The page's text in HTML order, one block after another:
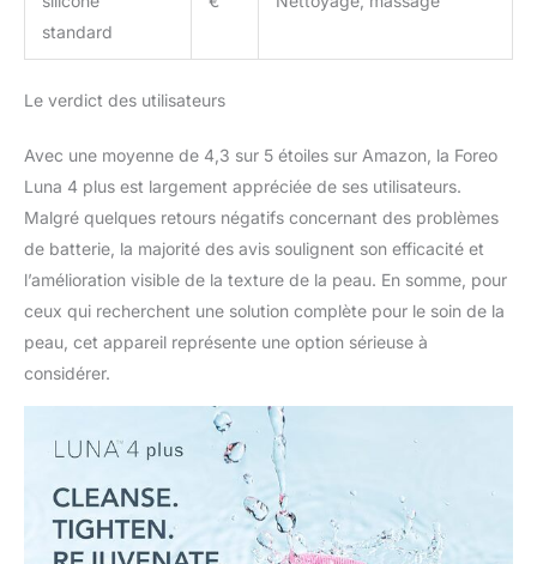
standard
Le verdict des utilisateurs
Avec une moyenne de 4,3 sur 5 étoiles sur Amazon, la Foreo
Luna 4 plus est largement appréciée de ses utilisateurs.
Malgré quelques retours négatifs concernant des problèmes
de batterie, la majorité des avis soulignent son efficacité et
l’amélioration visible de la texture de la peau. En somme, pour
ceux qui recherchent une solution complète pour le soin de la
peau, cet appareil représente une option sérieuse à
considérer.